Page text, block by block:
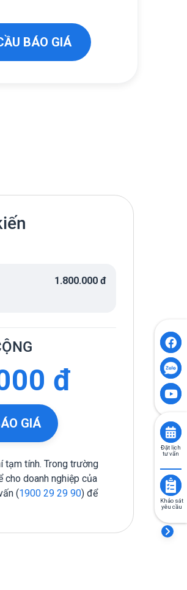
BÁO GIÁ
1.800.000 đ
đ
GIÁ
tạm tính. Trong trường
cho doanh nghiệp của
(1900 29 29 90) để
Đặt lịch
tư vấn
Khảo sát
yêu cầu